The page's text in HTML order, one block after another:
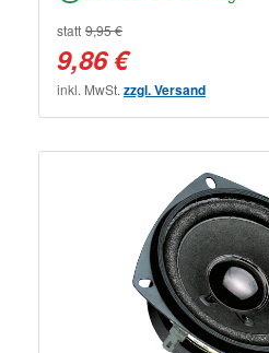
statt 9,95 €
9,86 €
inkl. MwSt. zzgl. Versand